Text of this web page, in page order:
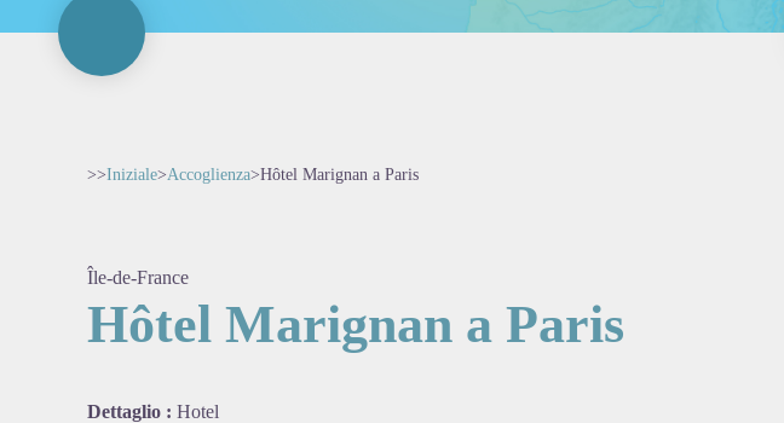
>>Iniziale>Accoglienza>Hôtel Marignan a Paris
Île-de-France
Hôtel Marignan a Paris
Dettaglio : Hotel